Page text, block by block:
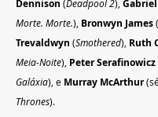
Dennison (Deadpool 2), Gabriel
Morte. Morte.), Bronwyn James (
Trevaldwyn (Smothered), Ruth
Meia-Noite), Peter Serafinowicz
Galáxia), e Murray McArthur
Thrones).